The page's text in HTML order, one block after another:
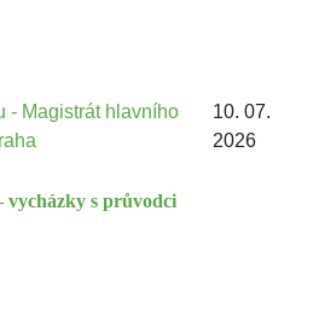
- Magistrát hlavního
10. 07.
2026
vycházky s průvodci